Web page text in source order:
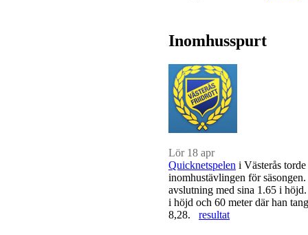
Inomhusspurt
Lör 18 apr
Quicknetspelen i Västerås
inomhustävlingen för
avslutning med sina 1.65 i
i höjd och 60 meter där han
8,28. resultat